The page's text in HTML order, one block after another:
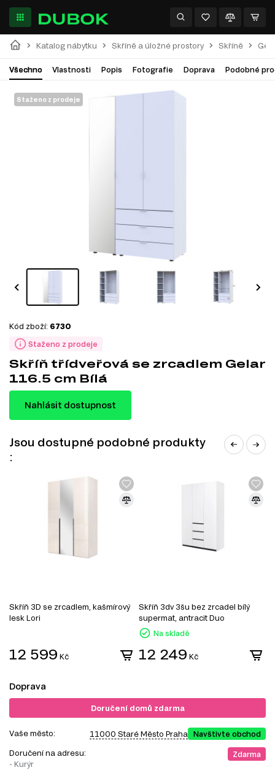
Katalog nábytku Skříně a úložné prostory Skříně
Všechno Vlastnosti Popis Fotografie Doprava Podobné
Staženo z prodeje
Staženo z prodeje
Kód zboží: 6730
Skříň třídveřová se zrcadlem Gelar
116.5 cm Bílá
Nahlásit dostupnost
Jsou dostupné podobné produkty
:
Skříň 3D se zrcadlem, kašmírový
lesk Lori
12 599 Kč
Skříň 3dv 3šu bez zrcadel bílý
supermat, antracit Duo
Na skladě
12 249 Kč
Doprava
Doručení domů zdarma
Vaše město: 11000 Staré Město Praha Navštivte obchod
Doručení na adresu:
- Kurýr
Zdarma